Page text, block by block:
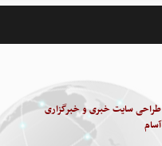
طراحی سایت خبری و خبرگزاری
آسام